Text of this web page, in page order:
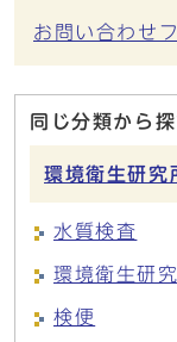
お問い合わせ
同じ分類から探
環境衛生研究
水質検査
環境衛生研
検便